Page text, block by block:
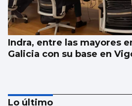
Indra, entre las mayores
Galicia con su base en
Lo último